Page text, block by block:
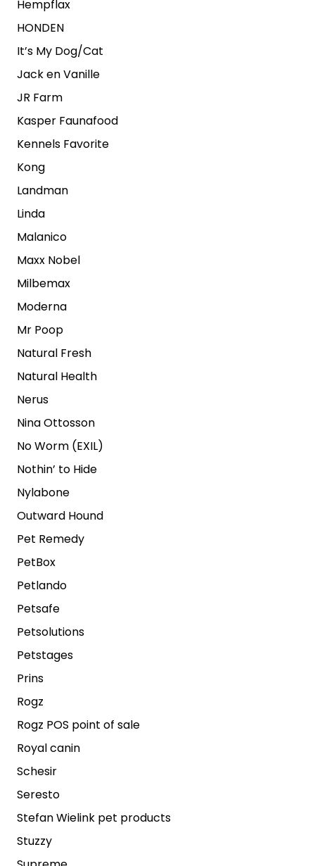
Hempflax
HONDEN
It’s My Dog/Cat
Jack en Vanille
JR Farm
Kasper Faunafood
Kennels Favorite
Kong
Landman
Linda
Malanico
Maxx Nobel
Milbemax
Moderna
Mr Poop
Natural Fresh
Natural Health
Nerus
Nina Ottosson
No Worm (EXIL)
Nothin’ to Hide
Nylabone
Outward Hound
Pet Remedy
PetBox
Petlando
Petsafe
Petsolutions
Petstages
Prins
Rogz
Rogz POS point of sale
Royal canin
Schesir
Seresto
Stefan Wielink pet products
Stuzzy